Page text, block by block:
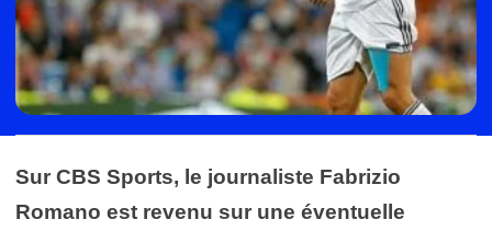
Sur CBS Sports, le journaliste Fabrizio
Romano est revenu sur une éventuelle